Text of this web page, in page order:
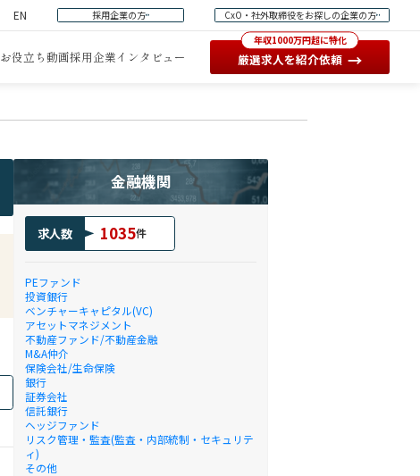
EN 採用企業の方 CxO・社外取締役をお探しの企業の方
お役立ち動画採用企業インタビュー
年収1000万円超に特化
厳選求人を紹介依頼 →
金融機関
求人数 1035件
PEファンド
投資銀行
ベンチャーキャピタル(VC)
アセットマネジメント
不動産ファンド/不動産金融
M&A仲介
保険会社/生命保険
銀行
証券会社
信託銀行
ヘッジファンド
リスク管理・監査(監査・内部統制・セキュリテ
ィ)
その他